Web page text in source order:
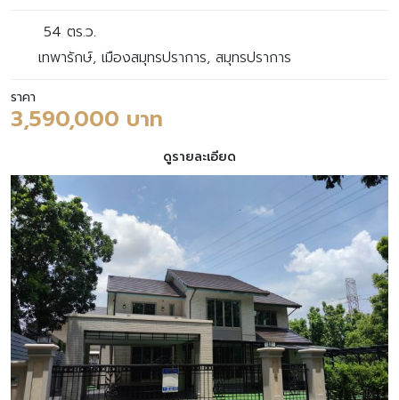
54 ตร.ว.
เทพารักษ์, เมืองสมุทรปราการ, สมุทรปราการ
ราคา
3,590,000 บาท
ดูรายละเอียด